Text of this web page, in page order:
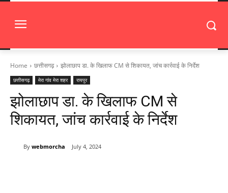
Home छत्तीसगढ़ झोलाछाप डा. के खिलाफ CM से शिकायत, जांच कार्रवाई के निर्देश
छत्तीसगढ़ मेरा गांव मेरा शहर रायपुर
झोलाछाप डा. के खिलाफ CM से
शिकायत, जांच कार्रवाई के निर्देश
By webmorcha July 4, 2024